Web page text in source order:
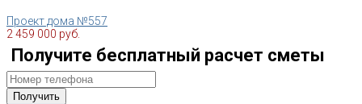
Проект дома №557
2 459 000 руб.
Получите бесплатный расчет сметы